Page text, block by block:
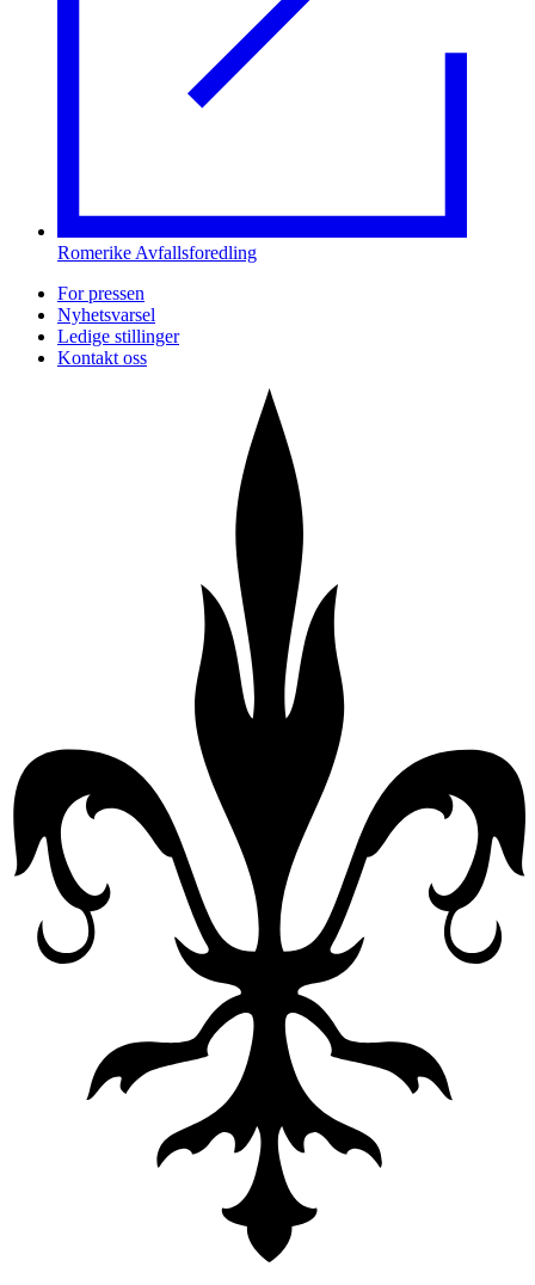
Romerike Avfallsforedling
For pressen
Nyhetsvarsel
Ledige stillinger
Kontakt oss